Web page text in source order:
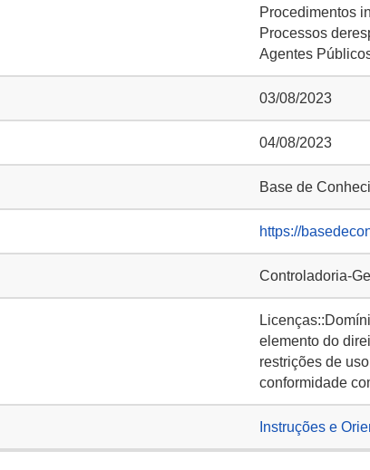
Procedimentos
Processos
Agentes
03/08/2023
04/08/2023
Base de
https://
Controladoria-
elemento do
restrições de
conformidade
Instruções e